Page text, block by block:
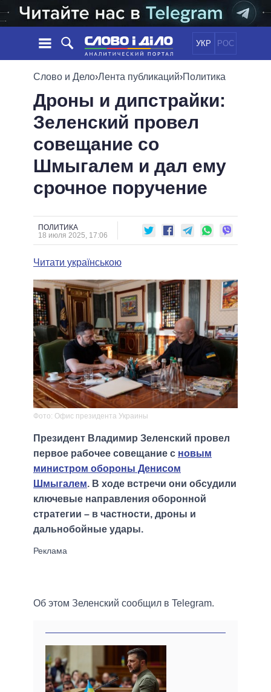
УКР РОС
НОВОСТИ
ЛЕНТА
СОБЫТИЯ
СТАТЬИ
ОБЗОРЫ
ДАЙДЖЕСТЫ
ПОЛИТИКА
ЭКОНОМИКА
ОБЩЕСТВО
ОБЕЩАНИЯ
ПОЛИТИКИ
ВСЕ ПОЛИТИКИ
ПРЕЗИДЕНТ И ОФИС
ВЕРХОВНАЯ РАДА
ГЛАВЫ ОБЛАДМИНИСТРАЦИЙ
МЭРЫ
ВСЕ ПЕРСОНЫ
ВИДЕО
СРАВНЕНИЕ ПОЛИТИКОВ
Слово и Дело›Лента публикаций›Политика
Дроны и дипстрайки:
Зеленский провел
совещание со
Шмыгалем и дал ему
срочное поручение
ПОЛИТИКА
18 июля 2025, 17:06
Читати українською
Фото: Офис президента Украины
Президент Владимир Зеленский провел
первое рабочее совещание с новым
министром обороны Денисом
Шмыгалем. В ходе встречи они обсудили
ключевые направления оборонной
стратегии – в частности, дроны и
дальнобойные удары.
Об этом Зеленский сообщил в Telegram.